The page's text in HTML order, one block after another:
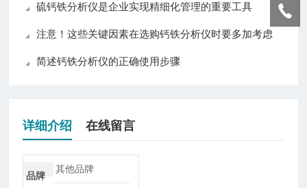
硫钙铁分析仪是企业实现精细化管理的重要工具
注意！这些关键因素在选购钙铁分析仪时要多加考虑
简述钙铁分析仪的正确使用步骤
详细介绍 在线留言
品牌
其他品牌